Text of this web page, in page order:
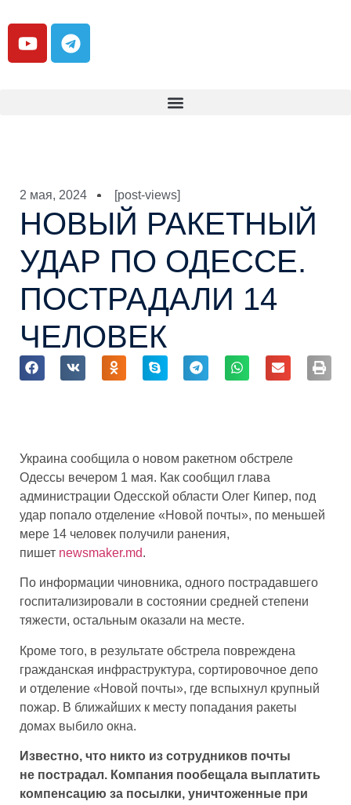
2 мая, 2024 [post-views]
НОВЫЙ РАКЕТНЫЙ
УДАР ПО ОДЕССЕ.
ПОСТРАДАЛИ 14
ЧЕЛОВЕК
Украина сообщила о новом ракетном обстреле
Одессы вечером 1 мая. Как сообщил глава
администрации Одесской области Олег Кипер, под
удар попало отделение «Новой почты», по меньшей
мере 14 человек получили ранения,
пишет newsmaker.md.
По информации чиновника, одного пострадавшего
госпитализировали в состоянии средней степени
тяжести, остальным оказали на месте.
Кроме того, в результате обстрела повреждена
гражданская инфраструктура, сортировочное депо
и отделение «Новой почты», где вспыхнул крупный
пожар. В ближайших к месту попадания ракеты
домах выбило окна.
Известно, что никто из сотрудников почты
не пострадал. Компания пообещала выплатить
компенсацию за посылки, уничтоженные при